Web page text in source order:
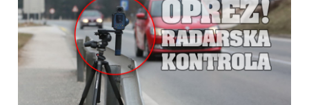
Politika
Zanimljivosti